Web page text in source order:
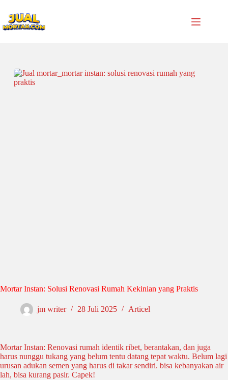
Mortar Instan: Solusi Renovasi Rumah Kekinian yang Praktis
jm writer 28 Juli 2025 Articel
Mortar Instan: Renovasi rumah identik ribet, berantakan, dan juga
harus nunggu tukang yang belum tentu datang tepat waktu. Belum lagi
urusan adukan semen yang harus di takar sendiri. bisa kebanyakan air
lah, bisa kurang pasir. Capek!